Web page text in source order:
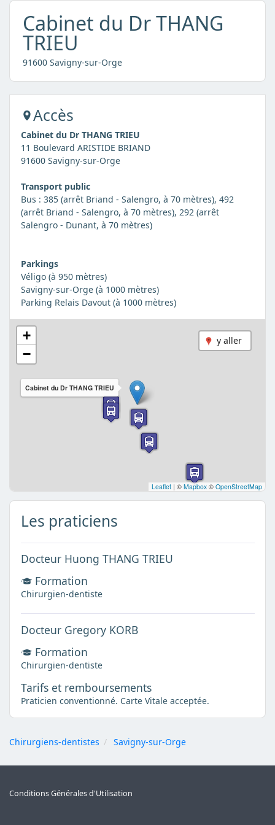
Cabinet du Dr THANG
TRIEU
91600 Savigny-sur-Orge
Accès
Cabinet du Dr THANG TRIEU
11 Boulevard ARISTIDE BRIAND
91600 Savigny-sur-Orge
Transport public
Bus : 385 (arrêt Briand - Salengro, à 70 mètres), 492
(arrêt Briand - Salengro, à 70 mètres), 292 (arrêt
Salengro - Dunant, à 70 mètres)
Parkings
Véligo (à 950 mètres)
Savigny-sur-Orge (à 1000 mètres)
Parking Relais Davout (à 1000 mètres)
y aller
Cabinet du Dr THANG TRIEU
+
−
Leaflet | © Mapbox © OpenStreetMap
Les praticiens
Docteur Huong THANG TRIEU
Formation
Chirurgien-dentiste
Docteur Gregory KORB
Formation
Chirurgien-dentiste
Tarifs et remboursements
Praticien conventionné. Carte Vitale acceptée.
Chirurgiens-dentistes Savigny-sur-Orge
Conditions Générales d'Utilisation